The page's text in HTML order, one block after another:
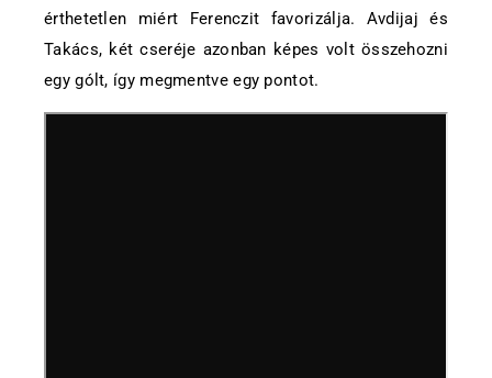
érthetetlen miért Ferenczit favorizálja. Avdijaj és
Takács, két cseréje azonban képes volt összehozni
egy gólt, így megmentve egy pontot.